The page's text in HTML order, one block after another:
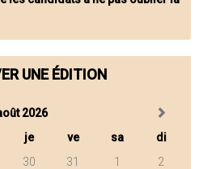
UNE ÉDITION
2026
je ve sa
di
30 31 1
2